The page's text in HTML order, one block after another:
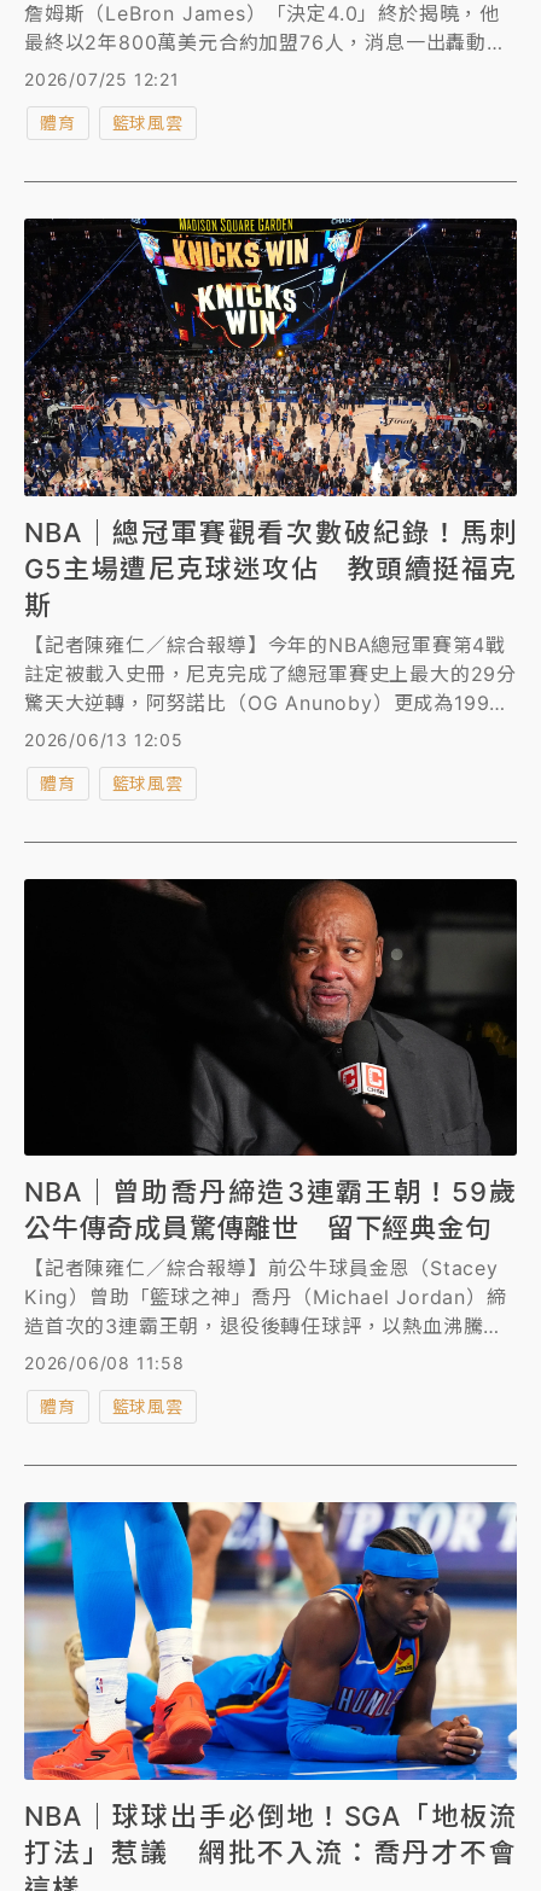
詹姆斯（LeBron James）「決定4.0」終於揭曉，他
最終以2年800萬美元合約加盟76人，消息一出轟動全
美籃壇，只是曾在76人效力8個賽季的名人堂傳奇、現
任球評「惡漢」巴克利（Charles Barkley）卻看不下
去，狠酸詹姆斯又是抱團。
2026/07/25 12:21
體育 籃球風雲
NBA｜總冠軍賽觀看次數破紀錄！馬刺
G5主場遭尼克球迷攻佔 教頭續挺福克
斯
【記者陳雍仁／綜合報導】今年的NBA總冠軍賽第4戰
註定被載入史冊，尼克完成了總冠軍賽史上最大的29分
驚天大逆轉，阿努諾比（OG Anunoby）更成為1998
年喬丹（Michael Jordan）後首位在總冠軍賽最後30
經典，社群觀看次數刷新歷史紀錄。
2026/06/13 12:05
體育 籃球風雲
NBA｜曾助喬丹締造3連霸王朝！59歲
公牛傳奇成員驚傳離世 留下經典金句
【記者陳雍仁／綜合報導】前公牛球員金恩（Stacey
King）曾助「籃球之神」喬丹（Michael Jordan）締
造首次的3連霸王朝，退役後轉任球評，以熱血沸騰的
播報風格深受公牛球迷喜愛，但今（8日）卻傳出他不
幸離世的消息，享年59歲。
2026/06/08 11:58
體育 籃球風雲
NBA｜球球出手必倒地！SGA「地板流
打法」惹議 網批不入流：喬丹才不會